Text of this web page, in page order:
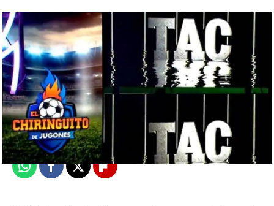
mega
Publicado:09 de agosto de 2024, 12:45
WhatsappFacebook
X Flipboard